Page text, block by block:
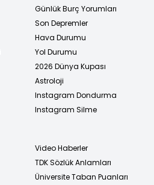
Günlük Burç Yorumları
Son Depremler
Hava Durumu
Yol Durumu
2026 Dünya Kupası
Astroloji
Instagram Dondurma
Instagram Silme
Video Haberler
TDK Sözlük Anlamları
Üniversite Taban Puanları